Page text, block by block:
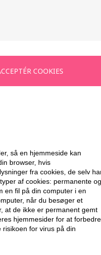
så en hjemmeside kan
browser, hvis
fra cookies, de selv
af cookies: permanente og
en fil på din computer i en
når du besøger et
at de ikke er permanent gemt
hjemmesider for at forbedre
for virus på din
FRAGT
ANMELDELSER
Serioxyl Advanced
letvægtsserum øger
i et Kosmetoklinisk studie